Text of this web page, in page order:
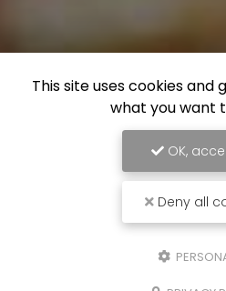
This site uses cookies and
what you want
OK,
Deny all